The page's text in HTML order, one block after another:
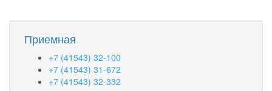
Приемная
+7 (41543) 32-100
+7 (41543) 31-672
+7 (41543) 32-332